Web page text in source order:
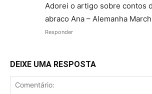
Adorei o artigo sobre contos
abraco Ana – Alemanha
Responder
DEIXE UMA RESPOSTA